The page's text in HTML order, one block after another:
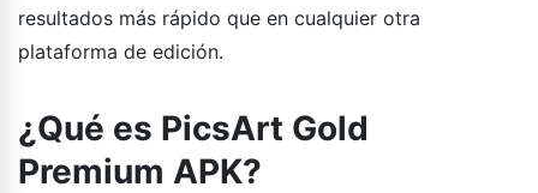
resultados más rápido que en cualquier otra
plataforma de edición.
¿Qué es PicsArt Gold
Premium APK?